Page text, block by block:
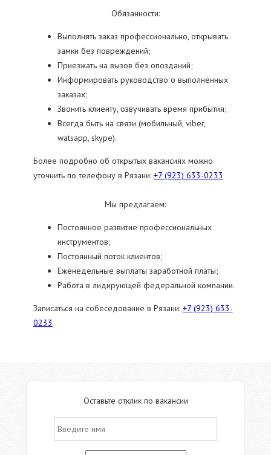
Обязанности:
Выполнять заказ профессионально, открывать
замки без повреждений;
Приезжать на вызов без опозданий;
Информировать руководство о выполненных
заказах;
Звонить клиенту, озвучивать время прибытия;
Всегда быть на связи (мобильный, viber,
watsapp, skype).
Более подробно об открытых вакансиях можно
уточнить по телефону в Рязани: +7 (923) 633-0233
Мы предлагаем:
Постоянное развитие профессиональных
инструментов;
Постоянный поток клиентов;
Еженедельные выплаты заработной платы;
Работа в лидирующей федеральной компании.
Записаться на собеседование в Рязани: +7 (923) 633-
0233
Оставьте отклик по вакансии